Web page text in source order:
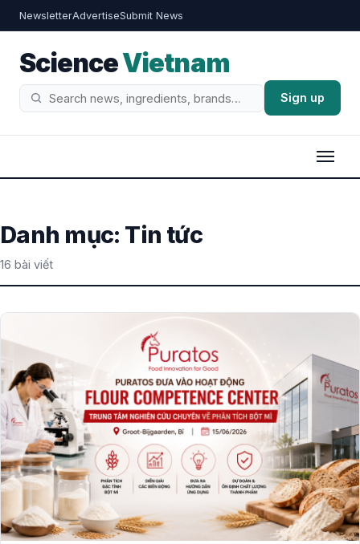
NewsletterAdvertiseSubmit News
ScienceVietnam
Tìm
Sign up
Danh mục: Tin tức
16 bài viết